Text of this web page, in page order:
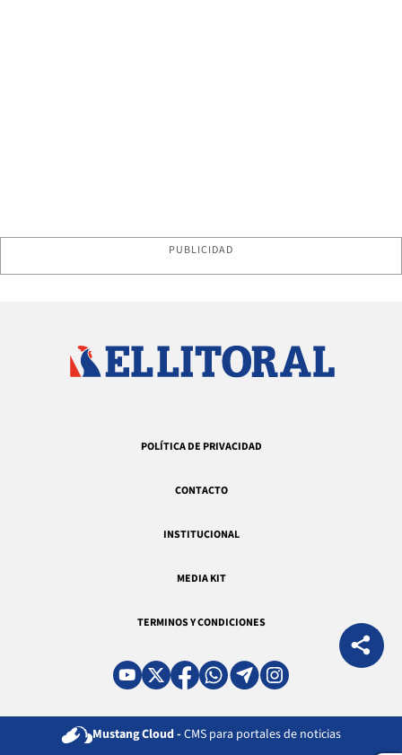
PUBLICIDAD
POLÍTICA DE PRIVACIDAD
CONTACTO
INSTITUCIONAL
MEDIA KIT
TERMINOS Y CONDICIONES
Mustang Cloud - CMS para portales de noticias